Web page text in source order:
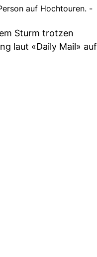
auf Hochtouren. -
Sturm trotzen
laut «Daily Mail» auf